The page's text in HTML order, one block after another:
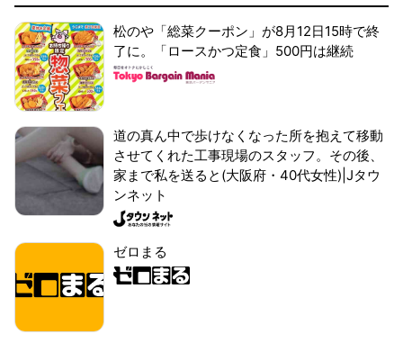
松のや「総菜クーポン」が8月12日15時で終
了に。「ロースかつ定食」500円は継続
道の真ん中で歩けなくなった所を抱えて移動
させてくれた工事現場のスタッフ。その後、
家まで私を送ると(大阪府・40代女性)|Jタウ
ンネット
ゼロまる